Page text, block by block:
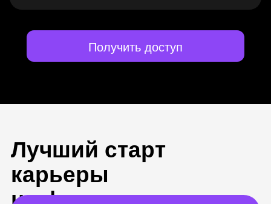
Получить доступ
Лучший старт
на фрилансе с нуля
медицине, услугах,
юриспруденции, финансах,
— может стать автором текстов
и оформлять свой опыт в
тексты для бизнеса